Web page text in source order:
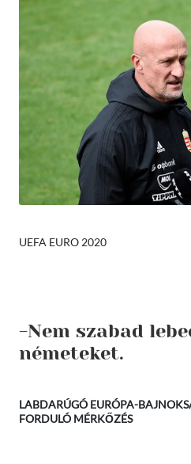
UEFA EURO 2020
-Nem szabad
németeket.
LABDARÚGÓ EURÓPA-
FORDULÓ MÉRKŐZÉS